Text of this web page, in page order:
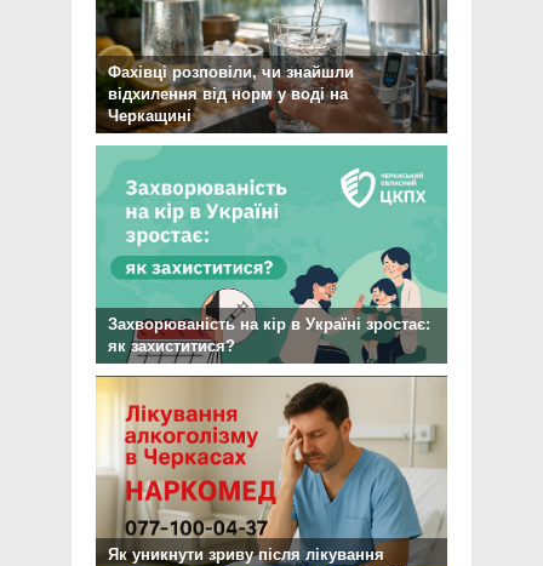
Фахівці розповіли, чи знайшли
відхилення від норм у воді на
Черкащині
Захворюваність на кір в Україні зростає:
як захиститися?
Як уникнути зриву після лікування